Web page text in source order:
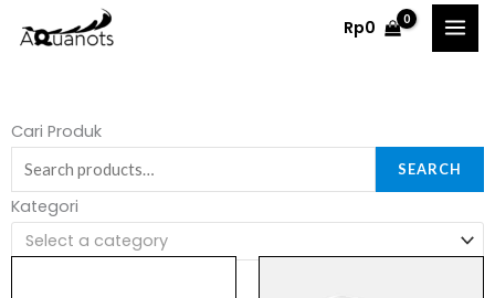
Rp0
Cari Produk
Search
for:
SEARCH
Kategori
Select a category